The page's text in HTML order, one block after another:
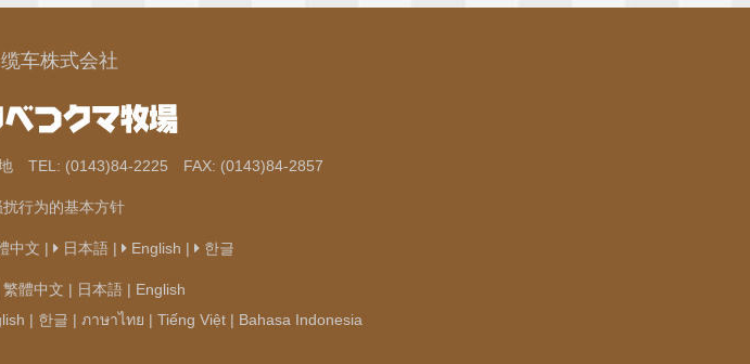
车株式会社
TEL: (0143)84-2225 FAX: (0143)84-2857
行为的基本方针
中文 | 日本語 | English | 한글
繁體中文 | 日本語| English
| 한글 | ภาษาไทย | Tiếng Việt | Bahasa Indonesia